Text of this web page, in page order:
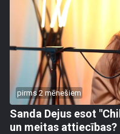
pirms 2 mēnešiem
Sanda Dejus esot
un meitas attiecības?